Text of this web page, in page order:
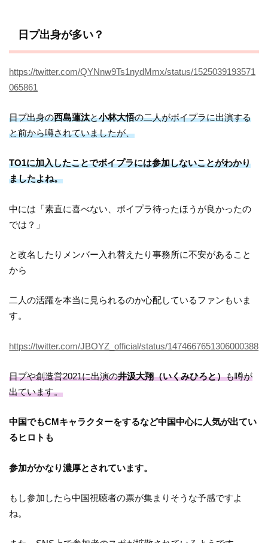
日プ出身が多い？
https://twitter.com/QYNnw9Ts1nydMmx/status/1525039193571
065861
日プ出身の西島蓮汰と小林大悟の二人がボイプラに出演する
と前から噂されていましたが、
TO1に加入したことでボイプラには参加しないことがわかり
ましたよね。
中には「素直に喜べない、ボイプラ待ったほうが良かったの
では？」
と改名したりメンバー入れ替えたり事務所に不安があること
から
二人の活躍を本当に見られるのか心配しているファンもいま
す。
https://twitter.com/JBOYZ_official/status/1474667651306000388
日プや創造営2021に出演の井汲大翔（いくみひろと）も噂が
出ています。
中国でもCMキャラクターをするなど中国中心に人気が出てい
るヒロトも
参加がかなり濃厚とされています。
もし参加したら中国視聴者の票が集まりそうな予感ですよ
ね。